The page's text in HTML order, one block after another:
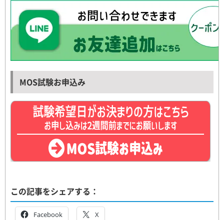
MOS試験お申込み
この記事をシェアする：
Facebook X